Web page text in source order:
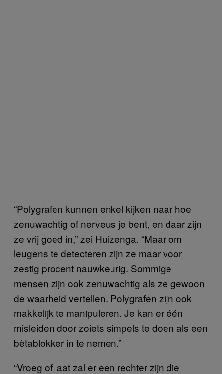
“Polygrafen kunnen enkel kijken naar hoe
zenuwachtig of nerveus je bent, en daar zijn
ze vrij goed in,” zei Huizenga. “Maar om
leugens te detecteren zijn ze maar voor
zestig procent nauwkeurig. Sommige
mensen zijn ook zenuwachtig als ze gewoon
de waarheid vertellen. Polygrafen zijn ook
makkelijk te manipuleren. Je kan er één
misleiden door zoiets simpels te doen als een
bètablokker in te nemen.”
“Vroeg of laat zal er een rechter zijn die